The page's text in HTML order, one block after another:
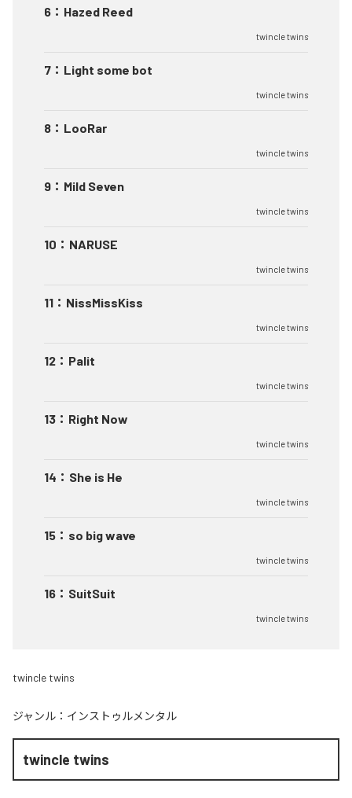
6 ： Hazed Reed
twincle twins
7 ： Light some bot
twincle twins
8 ： LooRar
twincle twins
9 ： Mild Seven
twincle twins
10 ： NARUSE
twincle twins
11 ： NissMissKiss
twincle twins
12 ： Palit
twincle twins
13 ： Right Now
twincle twins
14 ： She is He
twincle twins
15 ： so big wave
twincle twins
16 ： SuitSuit
twincle twins
twincle twins
ジャンル： インストゥルメンタル
twincle twins